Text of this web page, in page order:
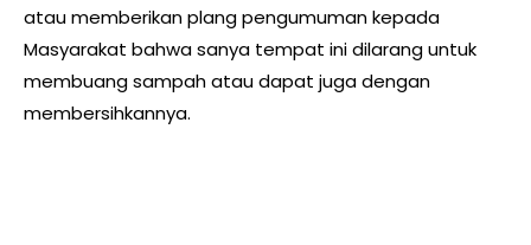
atau memberikan plang pengumuman kepada
Masyarakat bahwa sanya tempat ini dilarang untuk
membuang sampah atau dapat juga dengan
membersihkannya.